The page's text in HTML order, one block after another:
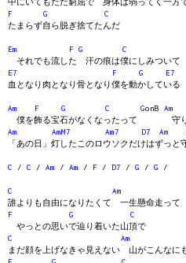
F
G
C
たまらず自ら脱ぎ捨てたんだ
Em F G
C
それでも流した 汗の痕は僕にしみついて
E7
F G
E7
血となり肉となり骨となり僕を動かしている
Am F G C GonB Am
僕を飾る宝石がなくなったって 守り
Am
AmM7 Am7 D7 Am
「あの日」灯したこのロウソクだけはずっと
C / C / Am / Am / F / D7 / G / G /
C
Am
誰よりも自由になりたくて 一生懸命走って
F
G
C
やっとの思いで辿り着いた山頂で
C
Am
まだ顔を上げなきゃ見えない 山がこんなに